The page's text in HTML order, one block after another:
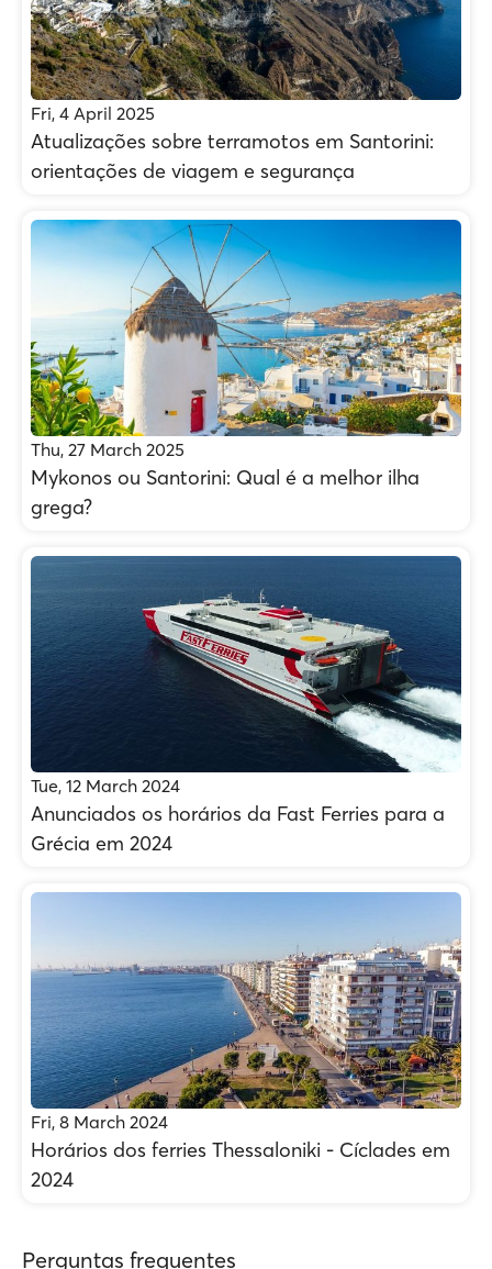
Fri, 4 April 2025
Atualizações sobre terramotos em Santorini:
orientações de viagem e segurança
Thu, 27 March 2025
Mykonos ou Santorini: Qual é a melhor ilha
grega?
Tue, 12 March 2024
Anunciados os horários da Fast Ferries para a
Grécia em 2024
Fri, 8 March 2024
Horários dos ferries Thessaloniki - Cíclades em
2024
Perguntas frequentes